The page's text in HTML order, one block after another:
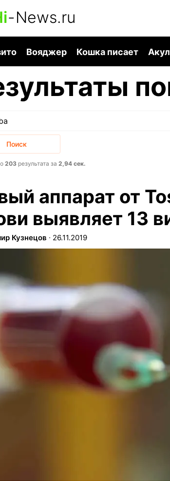
-News.ru
Вояджер Кошка писает
203 результата за 2,94 сек.
аппарат от
выявляет 13
Кузнецов ∙ 26.11.2019